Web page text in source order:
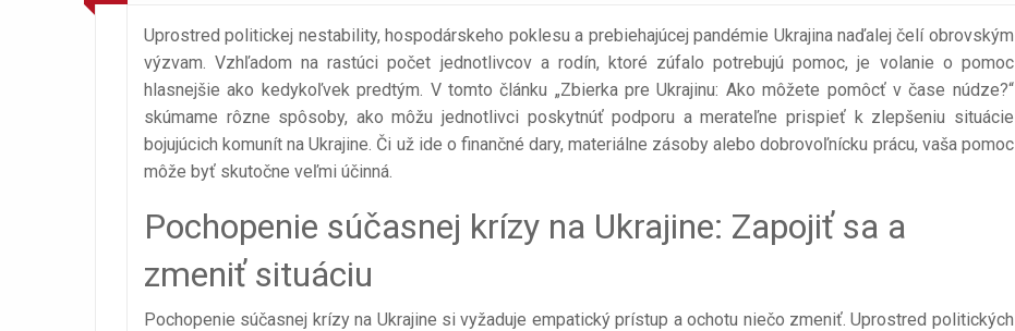
Uprostred politickej nestability, hospodárskeho poklesu a prebiehajúcej pandémie Ukrajina naďalej čelí obrovským
výzvam. Vzhľadom na rastúci počet jednotlivcov a rodín, ktoré zúfalo potrebujú pomoc, je volanie o pomoc
hlasnejšie ako kedykoľvek predtým. V tomto článku „Zbierka pre Ukrajinu: Ako môžete pomôcť v čase núdze?“
skúmame rôzne spôsoby, ako môžu jednotlivci poskytnúť podporu a merateľne prispieť k zlepšeniu situácie
bojujúcich komunít na Ukrajine. Či už ide o finančné dary, materiálne zásoby alebo dobrovoľnícku prácu, vaša pomoc
môže byť skutočne veľmi účinná.
Pochopenie súčasnej krízy na Ukrajine: Zapojiť sa a
zmeniť situáciu
Pochopenie súčasnej krízy na Ukrajine si vyžaduje empatický prístup a ochotu niečo zmeniť. Uprostred politických